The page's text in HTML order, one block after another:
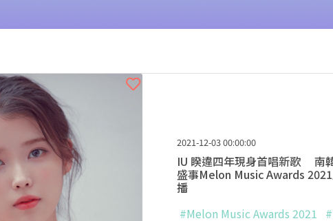
2021-12-03 00:00:00
IU 睽違四年現身首唱新歌 南
盛事Melon Music Awards
播
#Melon Music Awards 2021